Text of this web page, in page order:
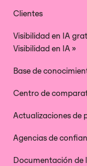
Clientes
Visibilidad en IA
Visibilidad en IA »
Base de
Centro de
Actualizaciones de
Agencias de
Documentación de